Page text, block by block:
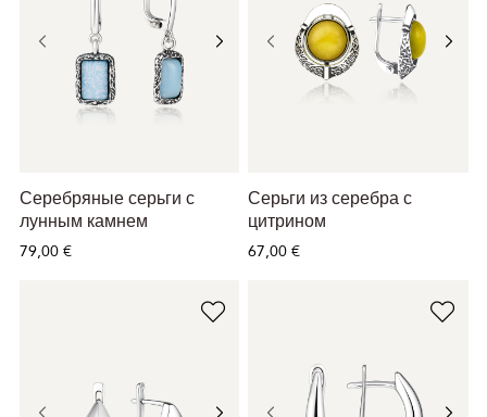
Серебряные серьги с
лунным камнем
79,00 €
Серьги из серебра с
цитрином
67,00 €